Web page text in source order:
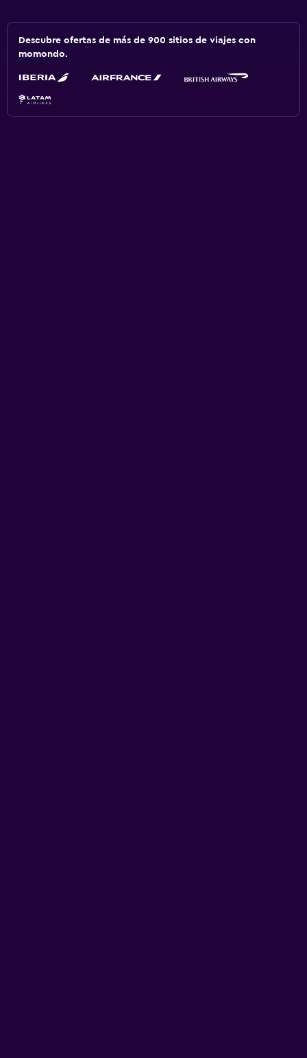
Descubre ofertas de más de 900 sitios de viajes con
momondo.